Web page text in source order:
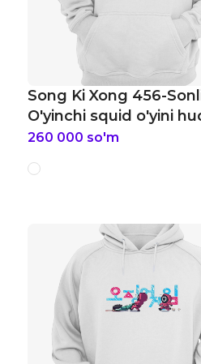
Song Ki Xong 456-
O'yinchi squid o'yini
260 000 so'm